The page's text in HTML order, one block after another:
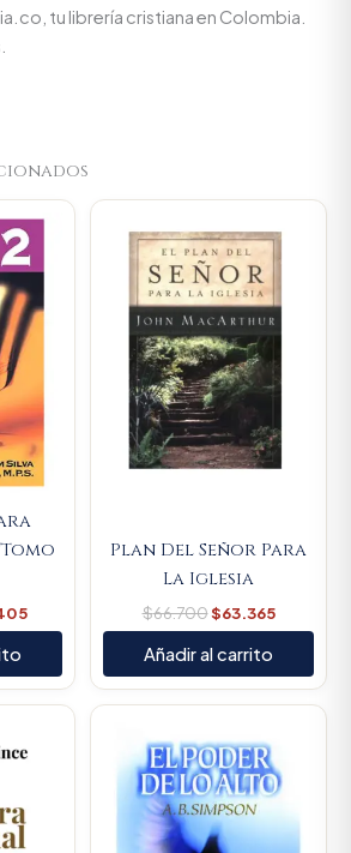
tu librería cristiana en Colombia.
Current
price
is:
$85.405.
Plan Del Señor Para
La Iglesia
$66.700
price
was:
$66.700.
$63.365
Current
price
Añadir al carrito
Current
was:
$164.900.
Current